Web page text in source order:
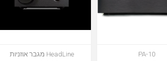
PA-10 HeadLine מגבר אוזניות